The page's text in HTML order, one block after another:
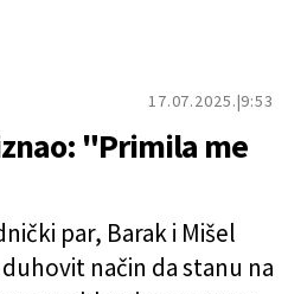
17.07.2025. 9:53
"Primila me
par, Barak i Mišel
način da stanu na